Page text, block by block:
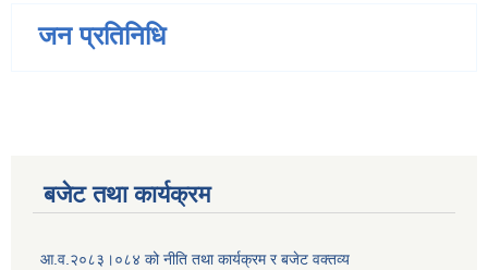
जन प्रतिनिधि
बजेट तथा कार्यक्रम
आ.व.२०८३।०८४ को नीति तथा कार्यक्रम र बजेट वक्तव्य